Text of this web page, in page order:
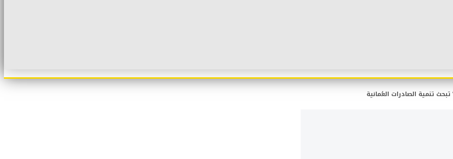
تنمية الصادرات العُمانية